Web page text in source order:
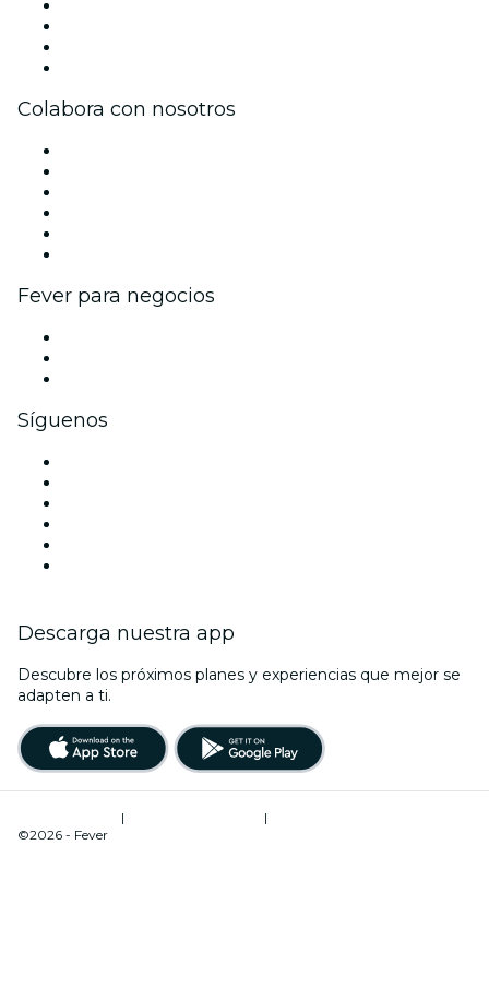
Colabora con nosotros
Fever para negocios
Síguenos
Descarga nuestra app
Descubre los próximos planes y experiencias que mejor se
adapten a ti.
| |
©2026 - Fever